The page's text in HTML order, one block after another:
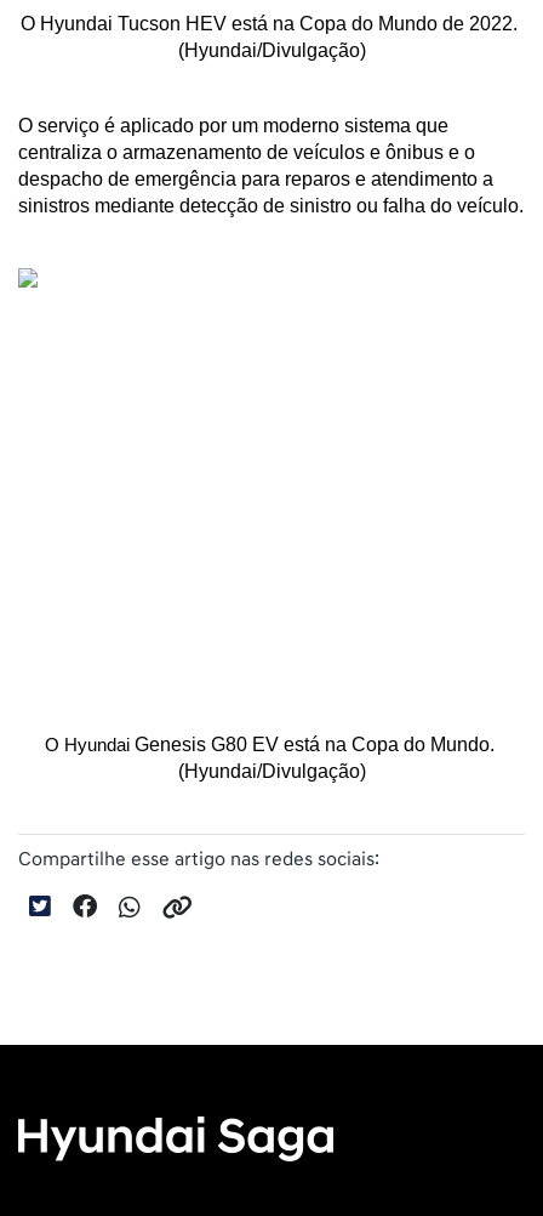
O Hyundai Tucson HEV está na Copa do Mundo de 2022.
(Hyundai/Divulgação)
O serviço é aplicado por um moderno sistema que
centraliza o armazenamento de veículos e ônibus e o
despacho de emergência para reparos e atendimento a
sinistros mediante detecção de sinistro ou falha do veículo.
O Hyundai Genesis G80 EV está na Copa do Mundo.
(Hyundai/Divulgação)
Compartilhe esse artigo nas redes sociais: